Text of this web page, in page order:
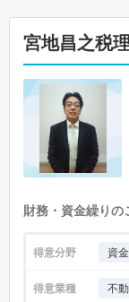
宮地昌之税
財務・資金繰りの
得意分野 資
得意業種 不